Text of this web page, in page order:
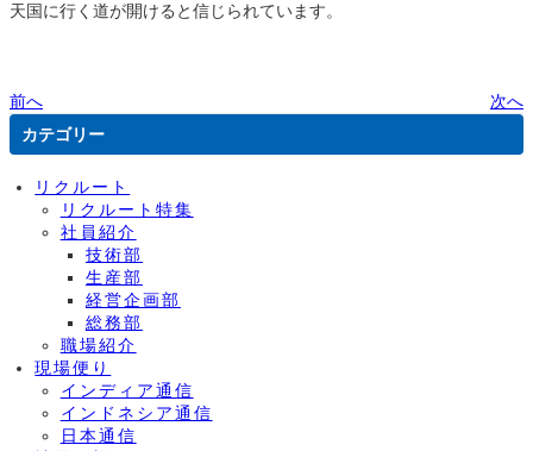
天国に行く道が開けると信じられています。
前へ
次へ
カテゴリー
リクルート
リクルート特集
社員紹介
技術部
生産部
経営企画部
総務部
職場紹介
現場便り
インディア通信
インドネシア通信
日本通信